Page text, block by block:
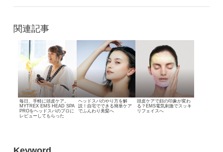
関連記事
毎日、手軽に頭皮ケア。
MYTREX EMS HEAD SPA
PROをヘッドスパのプロに
レビューしてもらった
ヘッドスパのやり方を解
説！自宅でできる簡単ケア
でふんわり美髪へ
頭皮ケアで顔の印象が変わ
る？EMS電気刺激でスッキ
リフェイスへ